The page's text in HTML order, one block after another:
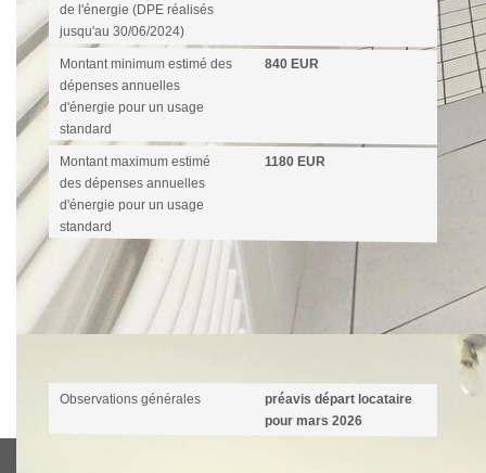
de l'énergie (DPE réalisés
jusqu'au 30/06/2024)
Montant minimum estimé des
dépenses annuelles
d'énergie pour un usage
standard
840 EUR
Montant maximum estimé
des dépenses annuelles
d'énergie pour un usage
standard
1180 EUR
Observations générales
préavis départ locataire
pour mars 2026